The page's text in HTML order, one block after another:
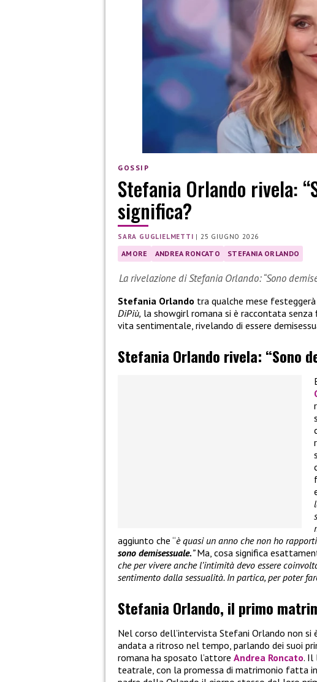
GOSSIP
Stefania Orlando rivela:
significa?
SARA GUGLIELMETTI |25 GIUGNO 2026
AMORE ANDREA RONCATO STEFANIA ORLANDO
La rivelazione di Stefania Orlando: “Sono
Stefania Orlando tra qualche mese
DiPiù, la showgirl romana si è raccontata
vita sentimentale, rivelando di essere
Stefania Orlando rivela: “Sono
aggiunto che “è quasi un anno che non ho
sono demisessuale.”Ma, cosa significa
che per vivere anche l’intimità devo essere
sentimento dalla sessualità. In partica, per poter
Stefania Orlando, il primo
Nel corso dell’intervista Stefani Orlando non
andata a ritroso nel tempo, parlando dei suoi
romana ha sposato l’attore Andrea Roncato. Il
teatrale, con la promessa di matrimonio fatta